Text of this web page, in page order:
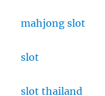
mahjong slot
slot
slot thailand